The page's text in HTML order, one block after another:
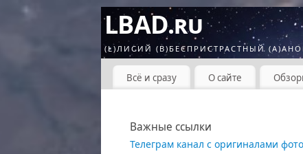
LBAD.ru
(L)ЛИСИЙ (B)БЕСПРИСТРАСТНЫЙ
Всё и сразу О сайте
Важные ссылки
Телеграм канал с оригиналами